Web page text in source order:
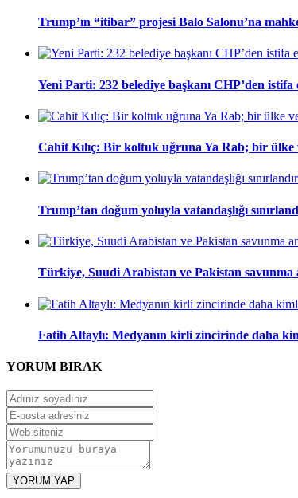
Trump’ın “itibar” projesi Balo Salonu’na
Yeni Parti: 232 belediye başkanı CHP’den istifa
Cahit Kılıç: Bir koltuk uğruna Ya Rab; bir ülke
Trump’tan doğum yoluyla vatandaşlığı
Türkiye, Suudi Arabistan ve Pakistan savunma
Fatih Altaylı: Medyanın kirli zincirinde daha
YORUM BIRAK
YORUM YAP